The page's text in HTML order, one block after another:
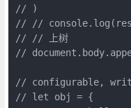
// )
// //
// // 上树
//
// configurable,
// let obj = {